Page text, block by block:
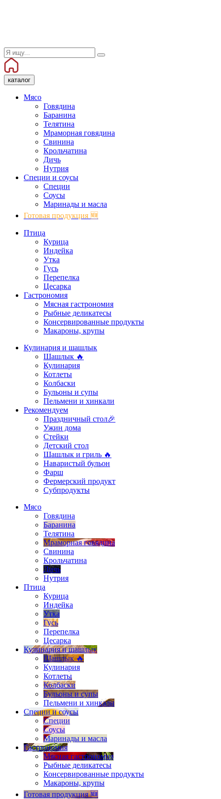
каталог
Мясо
Говядина
Баранина
Телятина
Мраморная говядина
Свинина
Крольчатина
Дичь
Нутрия
Специи и соусы
Специи
Соусы
Маринады и масла
Готовая продукция 🆕
Птица
Курица
Индейка
Утка
Гусь
Перепелка
Цесарка
Гастрономия
Мясная гастрономия
Рыбные деликатесы
Консервированные продукты
Макароны, крупы
Кулинария и шашлык
Шашлык 🔥
Кулинария
Котлеты
Колбаски
Бульоны и супы
Пельмени и хинкали
Рекомендуем
Праздничный стол🎉
Ужин дома
Стейки
Детский стол
Шашлык и гриль 🔥
Наваристый бульон
Фарш
Фермерский продукт
Субпродукты
Мясо
Говядина
Баранина
Телятина
Мраморная говядина
Свинина
Крольчатина
Дичь
Нутрия
Птица
Курица
Индейка
Утка
Гусь
Перепелка
Цесарка
Кулинария и шашлык
Шашлык 🔥
Кулинария
Котлеты
Колбаски
Бульоны и супы
Пельмени и хинкали
Специи и соусы
Специи
Соусы
Маринады и масла
Гастрономия
Мясная гастрономия
Рыбные деликатесы
Консервированные продукты
Макароны, крупы
Готовая продукция 🆕